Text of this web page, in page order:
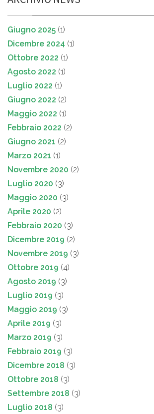
Giugno 2025 (1)
Dicembre 2024 (1)
Ottobre 2022 (1)
Agosto 2022 (1)
Luglio 2022 (1)
Giugno 2022 (2)
Maggio 2022 (1)
Febbraio 2022 (2)
Giugno 2021 (2)
Marzo 2021 (1)
Novembre 2020 (2)
Luglio 2020 (3)
Maggio 2020 (3)
Aprile 2020 (2)
Febbraio 2020 (3)
Dicembre 2019 (2)
Novembre 2019 (3)
Ottobre 2019 (4)
Agosto 2019 (3)
Luglio 2019 (3)
Maggio 2019 (3)
Aprile 2019 (3)
Marzo 2019 (3)
Febbraio 2019 (3)
Dicembre 2018 (3)
Ottobre 2018 (3)
Settembre 2018 (3)
Luglio 2018 (3)